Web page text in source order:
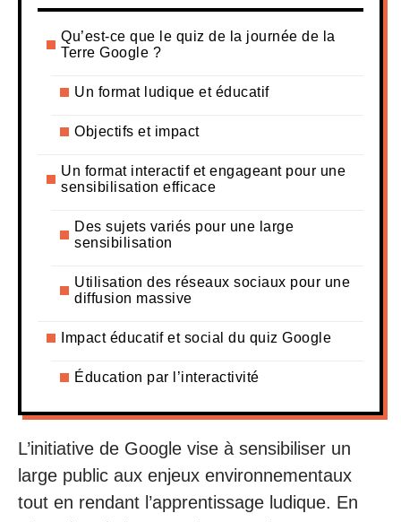
Qu’est-ce que le quiz de la journée de la
Terre Google ?
Un format ludique et éducatif
Objectifs et impact
Un format interactif et engageant pour une
sensibilisation efficace
Des sujets variés pour une large
sensibilisation
Utilisation des réseaux sociaux pour une
diffusion massive
Impact éducatif et social du quiz Google
Éducation par l’interactivité
L’initiative de Google vise à sensibiliser un
large public aux enjeux environnementaux
tout en rendant l’apprentissage ludique. En